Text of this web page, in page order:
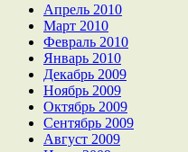
Апрель 2010
Март 2010
Февраль 2010
Январь 2010
Декабрь 2009
Ноябрь 2009
Октябрь 2009
Сентябрь 2009
Август 2009